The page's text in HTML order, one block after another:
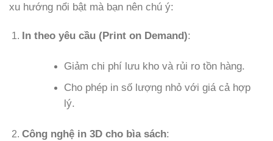
xu hướng nổi bật mà bạn nên chú ý:
In theo yêu cầu (Print on Demand):
Giảm chi phí lưu kho và rủi ro tồn hàng.
Cho phép in số lượng nhỏ với giá cả hợp
lý.
Công nghệ in 3D cho bìa sách: